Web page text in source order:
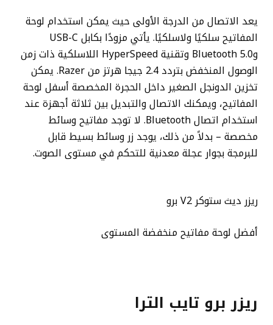
يعد الاتصال من الدرجة الأولى حيث يمكن استخدام لوحة
المفاتيح سلكيًا ولاسلكيًا. يأتي مزودًا بكابل USB-C
وBluetooth 5.0 وتقنية HyperSpeed ​​اللاسلكية ذات زمن
الوصول المنخفض بتردد 2.4 جيجا هرتز من Razer. يمكن
تخزين الدونجل الصغير داخل الحجرة المخصصة أسفل لوحة
المفاتيح، ويمكنك الاتصال والتبديل بين ثلاثة أجهزة عند
استخدام اتصال Bluetooth. لا توجد مفاتيح وسائط
مخصصة – بدلاً من ذلك، يوجد زر وسائط بسيط قابل
للبرمجة بجوار عجلة معدنية للتحكم في مستوى الصوت.
ريزر ديث ستوكر V2 برو
أفضل لوحة مفاتيح منخفضة المستوى
ريزر برو تايب الترا